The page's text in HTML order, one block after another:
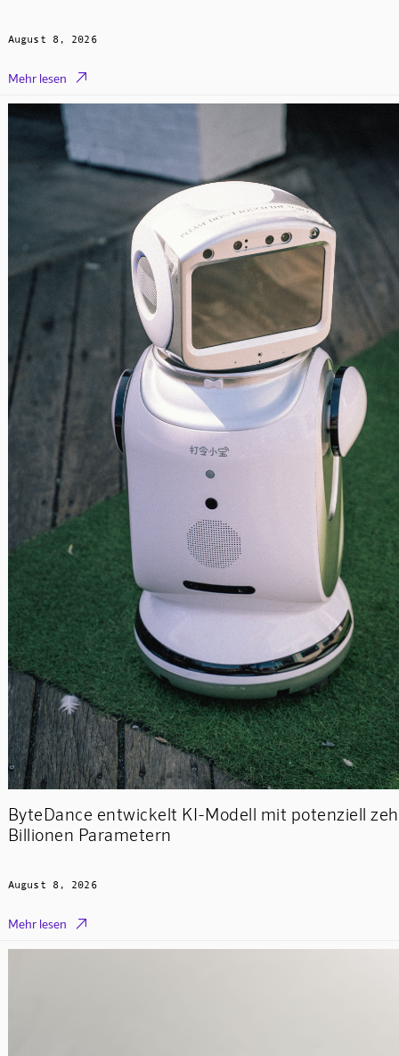
August 8, 2026
Mehr lesen 
ByteDance entwickelt KI-Modell mit potenziell
Billionen Parametern
August 8, 2026
Mehr lesen 